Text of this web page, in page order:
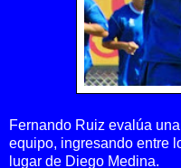
Fernando Ruiz evalúa
equipo, ingresando entre
lugar de Diego Medina.